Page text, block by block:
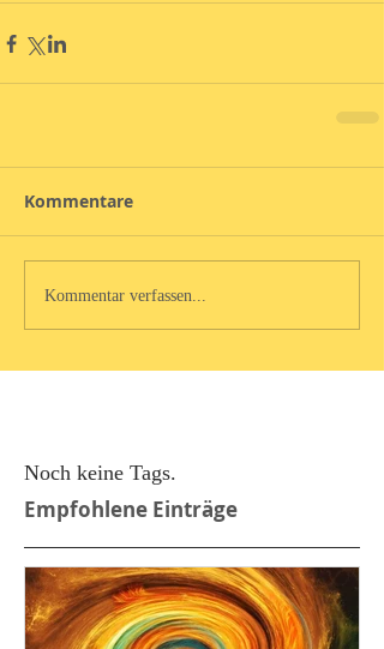
Kommentare
Kommentar verfassen...
Noch keine Tags.
Empfohlene Einträge